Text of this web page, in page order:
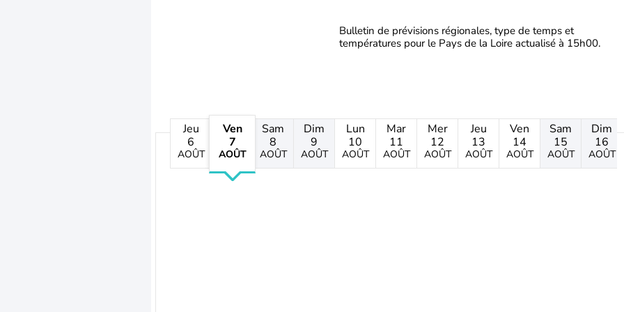
Bulletin de prévisions régionales, type de temps et
températures pour le Pays de la Loire actualisé à 15h00.
Jeu
6
AOÛT
Ven
7
AOÛT
Sam
8
AOÛT
Dim
9
AOÛT
Lun
10
AOÛT
Mar
11
AOÛT
Mer
12
AOÛT
Jeu
13
AOÛT
Ven
14
AOÛT
Sam
15
AOÛT
Dim
16
AOÛT